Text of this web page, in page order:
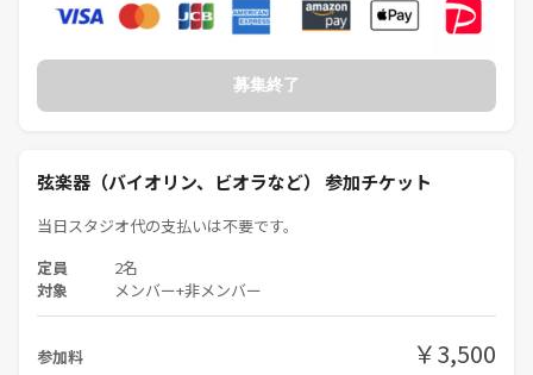
募集終了
弦楽器（バイオリン、ビオラなど） 参加チケット
当日スタジオ代の支払いは不要です。
定員 2名
対象 メンバー+非メンバー
参加料 ￥3,500